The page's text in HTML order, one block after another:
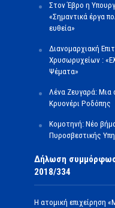
Στον Έβρο η
«Σημαντικά έργα
ευθεία»
Διανομαρχιακή
Χρυσωρυχείων :
Ψέματα»
Λένα Ζευγαρά: Μια
Κρυονέρι Ροδόπης
Κομοτηνή: Νέο
Πυροσβεστικής
Δήλωση
2018/334
Η ατομική